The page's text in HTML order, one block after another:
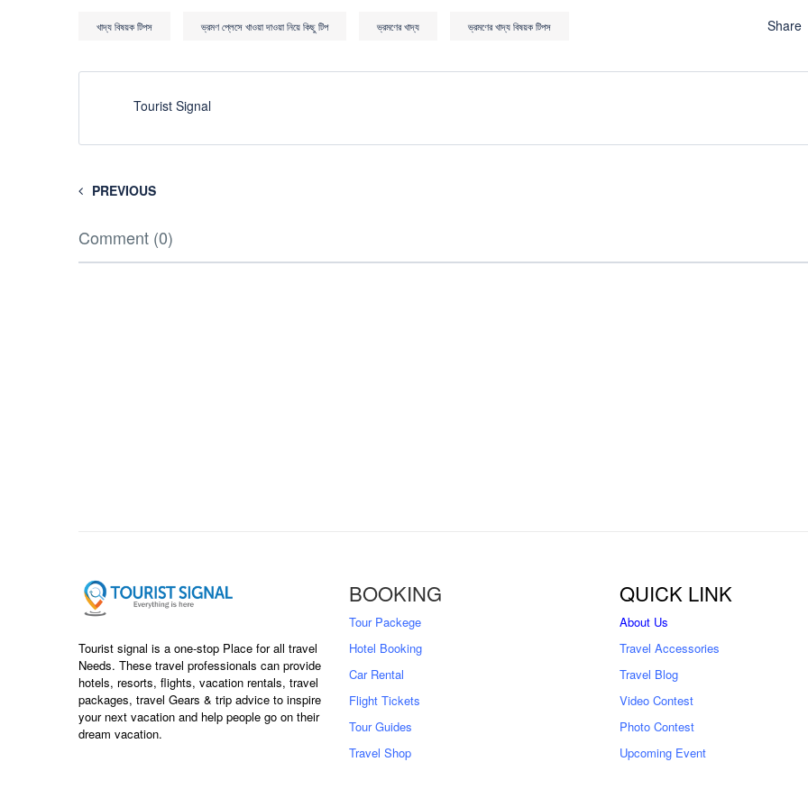
খাদ্য বিষয়ক টিপস ভ্রমণ প্লেসে খাওয়া দাওয়া নিয়ে কিছু টিপ ভ্রমণের খাদ্য ভ্রমণের খাদ্য বিষয়ক টিপস Share
Tourist Signal
PREVIOUS
Comment (0)
Tourist signal is a one-stop Place for all travel
Needs. These travel professionals can provide
hotels, resorts, flights, vacation rentals, travel
packages, travel Gears & trip advice to inspire
your next vacation and help people go on their
dream vacation.
BOOKING
Tour Packege
Hotel Booking
Car Rental
Flight Tickets
Tour Guides
Travel Shop
QUICK LINK
About Us
Travel Accessories
Travel Blog
Video Contest
Photo Contest
Upcoming Event